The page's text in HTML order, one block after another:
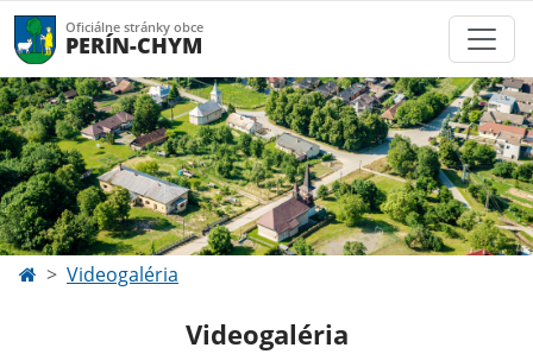
Oficiálne stránky obce
PERÍN-CHYM
Videogaléria
Videogaléria